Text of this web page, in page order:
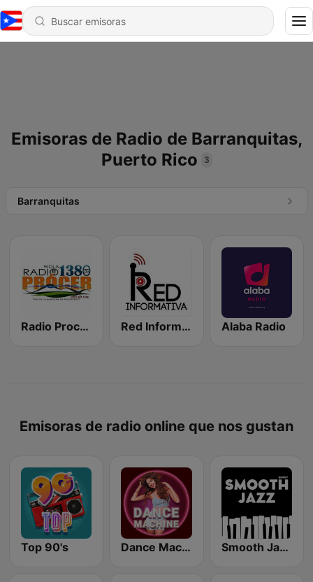
Emisoras de Radio de Barranquitas,
Puerto Rico
3
Barranquitas
Radio Procer 1380 AM Red Informativa de Puerto Rico Alaba Radio
Emisoras de radio online que nos gustan
Top 90's Dance Machine Smooth Jazz - Groov